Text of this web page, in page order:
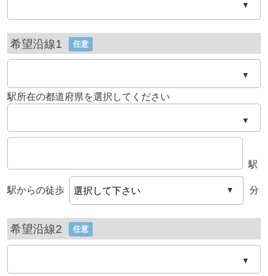
▼
希望沿線1 任意
▼
▼
▼
駅所在の都道府県を選択してください
駅
駅からの徒歩 分
希望沿線2 任意
▼